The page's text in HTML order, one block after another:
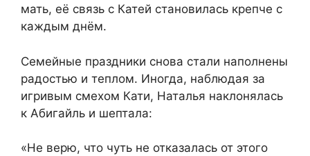
мать, её связь с Катей становилась крепче с
каждым днём.
Семейные праздники снова стали наполнены
радостью и теплом. Иногда, наблюдая за
игривым смехом Кати, Наталья наклонялась
к Абигайль и шептала:
«Не верю, что чуть не отказалась от этого